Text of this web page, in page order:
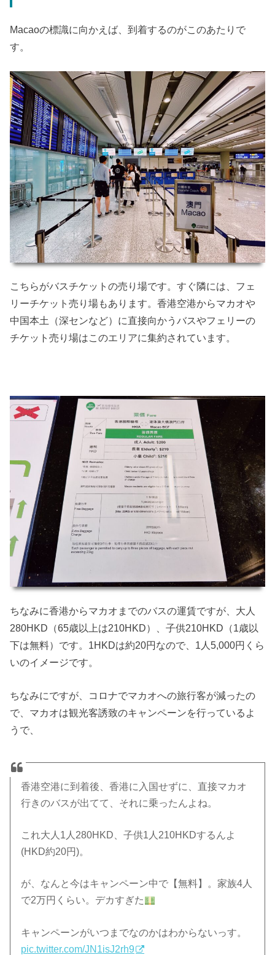
Macaoの標識に向かえば、到着するのがこのあたりで
す。
こちらがバスチケットの売り場です。すぐ隣には、フェ
リーチケット売り場もあります。香港空港からマカオや
中国本土（深センなど）に直接向かうバスやフェリーの
チケット売り場はこのエリアに集約されています。
ちなみに香港からマカオまでのバスの運賃ですが、大人
280HKD（65歳以上は210HKD）、子供210HKD（1歳以
下は無料）です。1HKDは約20円なので、1人5,000円くら
いのイメージです。
ちなみにですが、コロナでマカオへの旅行客が減ったの
で、マカオは観光客誘致のキャンペーンを行っているよ
うで、
香港空港に到着後、香港に入国せずに、直接マカオ
行きのバスが出てて、それに乗ったんよね。
これ大人1人280HKD、子供1人210HKDするんよ
(HKD約20円)。
が、なんと今はキャンペーン中で【無料】。家族4人
で2万円くらい。デカすぎた
キャンペーンがいつまでなのかはわからないっす。
pic.twitter.com/JN1isJ2rh9